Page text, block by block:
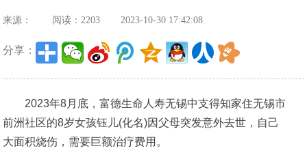
来源： 阅读：2203 2023-10-30 17:42:08
分享：
2023年8月底，富德生命人寿无锡中支得知家住无锡市
前洲社区的8岁女孩钰儿(化名)因父母突发意外去世，自己
大面积烧伤，需要巨额治疗费用。